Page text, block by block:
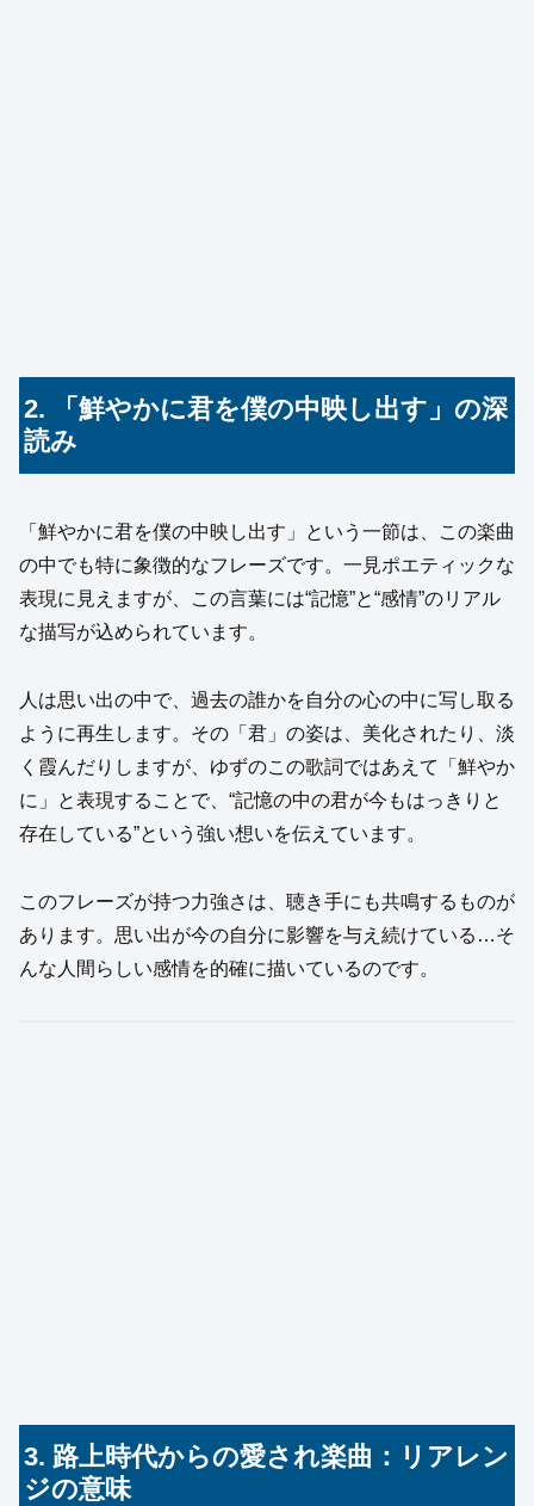
2. 「鮮やかに君を僕の中映し出す」の深
読み
「鮮やかに君を僕の中映し出す」という一節は、この楽曲
の中でも特に象徴的なフレーズです。一見ポエティックな
表現に見えますが、この言葉には“記憶”と“感情”のリアル
な描写が込められています。
人は思い出の中で、過去の誰かを自分の心の中に写し取る
ように再生します。その「君」の姿は、美化されたり、淡
く霞んだりしますが、ゆずのこの歌詞ではあえて「鮮やか
に」と表現することで、“記憶の中の君が今もはっきりと
存在している”という強い想いを伝えています。
このフレーズが持つ力強さは、聴き手にも共鳴するものが
あります。思い出が今の自分に影響を与え続けている…そ
んな人間らしい感情を的確に描いているのです。
3. 路上時代からの愛され楽曲：リアレン
ジの意味